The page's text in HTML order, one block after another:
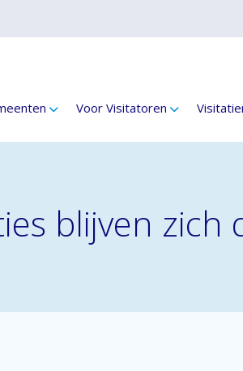
Voor Visitatoren
blijven zich